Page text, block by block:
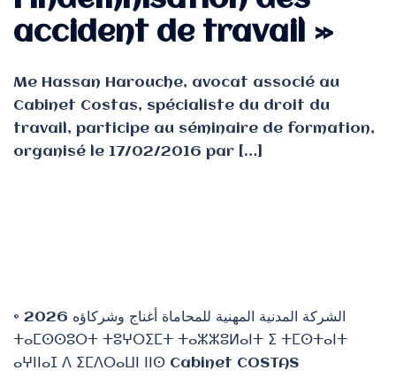
accident de travail »
Me Hassan Harouche, avocat associé au
Cabinet Costas, spécialiste du droit du
travail, participe au séminaire de formation,
organisé le 17/02/2016 par […]
© 2026 الشركة المدنية المهنية للمحاماة أغناج وشركاؤه
ⵜⴰⵎⵙⵙⵓⵔⵜ ⵜⵓⵖⵔⵉⵎⵜ ⵜⴰⵣⵣⵓⵍⴰⵏⵜ ⵉ ⵜⵎⵙⵜⴰⵏⵜ
ⴰⵖⵏⵏⴰⵊ ⴷ ⵉⵎⴷⵔⴰⵡⵏ ⵏⵏⵙ Cabinet COSTAS